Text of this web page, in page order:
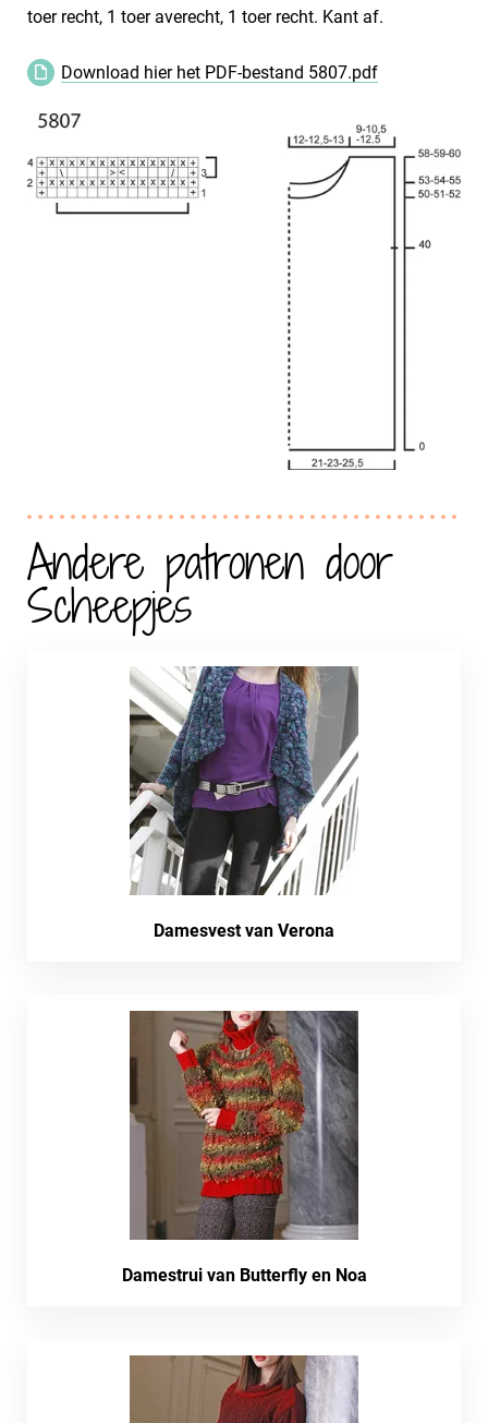
toer recht, 1 toer averecht, 1 toer recht. Kant af.
Download hier het PDF-bestand 5807.pdf
Andere patronen door
Scheepjes
Damesvest van Verona
Damestrui van Butterfly en Noa